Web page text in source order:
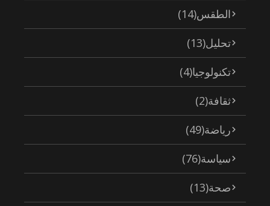
الطقس(14)
تحليل(13)
تكنولوجيا(4)
ثقافة(2)
رياضة(49)
سياسة(76)
صحة(13)